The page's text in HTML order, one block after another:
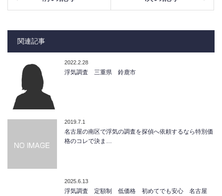
関連記事
2022.2.28
浮気調査 三重県 鈴鹿市
2019.7.1
名古屋の南区で浮気の調査を探偵へ依頼するなら特別価
格のコレで決ま…
2025.6.13
浮気調査 定額制 低価格 初めてでも安心 名古屋